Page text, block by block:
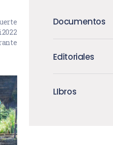
Documentos
Editoriales
LIbros